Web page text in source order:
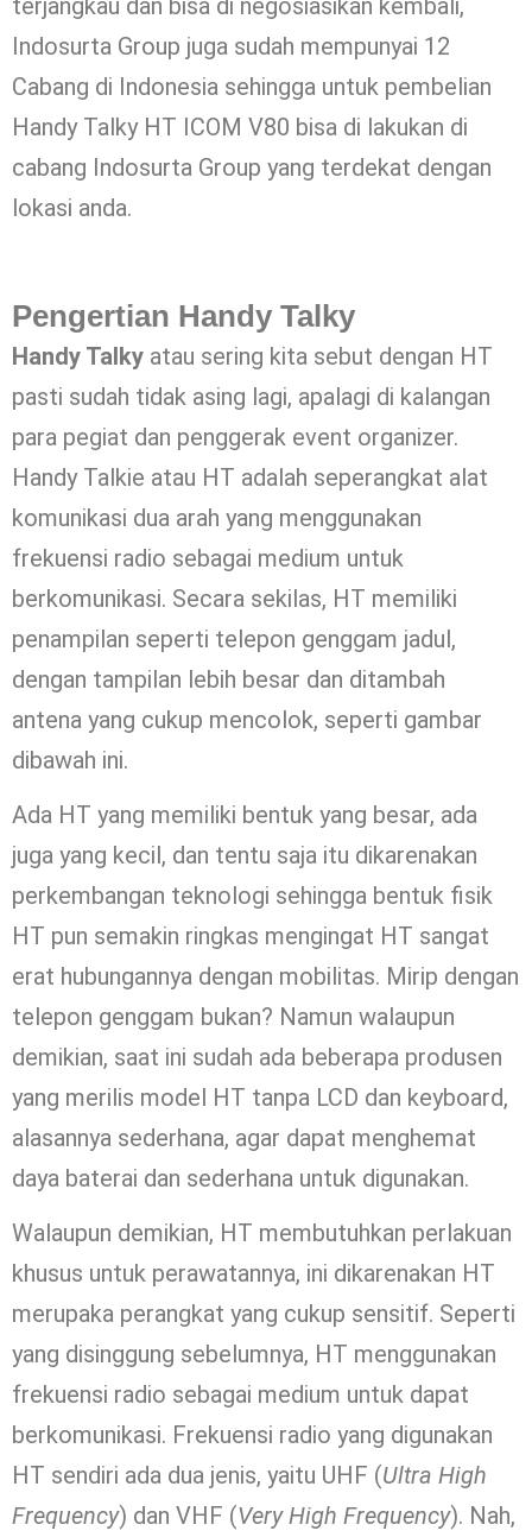
terjangkau dan bisa di negosiasikan kembali,
Indosurta Group juga sudah mempunyai 12
Cabang di Indonesia sehingga untuk pembelian
Handy Talky HT ICOM V80 bisa di lakukan di
cabang Indosurta Group yang terdekat dengan
lokasi anda.
Pengertian Handy Talky
Handy Talky atau sering kita sebut dengan HT
pasti sudah tidak asing lagi, apalagi di kalangan
para pegiat dan penggerak event organizer.
Handy Talkie atau HT adalah seperangkat alat
komunikasi dua arah yang menggunakan
frekuensi radio sebagai medium untuk
berkomunikasi. Secara sekilas, HT memiliki
penampilan seperti telepon genggam jadul,
dengan tampilan lebih besar dan ditambah
antena yang cukup mencolok, seperti gambar
dibawah ini.
Ada HT yang memiliki bentuk yang besar, ada
juga yang kecil, dan tentu saja itu dikarenakan
perkembangan teknologi sehingga bentuk fisik
HT pun semakin ringkas mengingat HT sangat
erat hubungannya dengan mobilitas. Mirip dengan
telepon genggam bukan? Namun walaupun
demikian, saat ini sudah ada beberapa produsen
yang merilis model HT tanpa LCD dan keyboard,
alasannya sederhana, agar dapat menghemat
daya baterai dan sederhana untuk digunakan.
Walaupun demikian, HT membutuhkan perlakuan
khusus untuk perawatannya, ini dikarenakan HT
merupaka perangkat yang cukup sensitif. Seperti
yang disinggung sebelumnya, HT menggunakan
frekuensi radio sebagai medium untuk dapat
berkomunikasi. Frekuensi radio yang digunakan
HT sendiri ada dua jenis, yaitu UHF (Ultra High
Frequency) dan VHF (Very High Frequency). Nah,